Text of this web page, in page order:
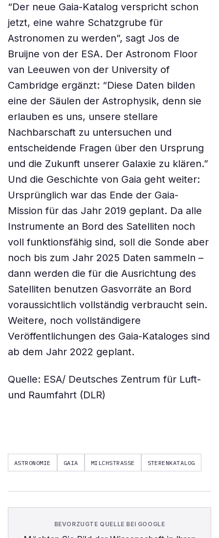
“Der neue Gaia-Katalog verspricht schon
jetzt, eine wahre Schatzgrube für
Astronomen zu werden”, sagt Jos de
Bruijne von der ESA. Der Astronom Floor
van Leeuwen von der University of
Cambridge ergänzt: “Diese Daten bilden
eine der Säulen der Astrophysik, denn sie
erlauben es uns, unsere stellare
Nachbarschaft zu untersuchen und
entscheidende Fragen über den Ursprung
und die Zukunft unserer Galaxie zu klären.”
Und die Geschichte von Gaia geht weiter:
Ursprünglich war das Ende der Gaia-
Mission für das Jahr 2019 geplant. Da alle
Instrumente an Bord des Satelliten noch
voll funktionsfähig sind, soll die Sonde aber
noch bis zum Jahr 2025 Daten sammeln –
dann werden die für die Ausrichtung des
Satelliten benutzen Gasvorräte an Bord
voraussichtlich vollständig verbraucht sein.
Weitere, noch vollständigere
Veröffentlichungen des Gaia-Kataloges sind
ab dem Jahr 2022 geplant.
Quelle: ESA/ Deutsches Zentrum für Luft-
und Raumfahrt (DLR)
ASTRONOMIE GAIA MILCHSTRASSE STERENKATALOG
BEVORZUGTE QUELLE BEI GOOGLE